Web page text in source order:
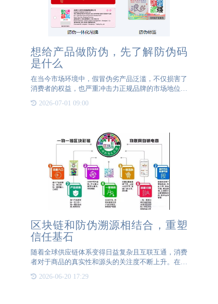
想给产品做防伪，先了解防伪码
是什么
在当今市场环境中，假冒伪劣产品泛滥，不仅损害了
消费者的权益，也严重冲击力正规品牌的市场地位和
信誉。为了有效打击假冒为行为，保护消费者权益，
众多企业开始采用防伪技术，其中防伪码作为一种重
2026-07-01 09:00
区块链和防伪溯源相结合，重塑
信任基石
随着全球供应链体系变得日益复杂且互联互通，消费
者对于商品的真实性和源头的关注度不断上升。在这
一背景下，传统的防伪技术和追溯机制面临着前所未
有的挑战。如何有效地确保信息的真实性、透明性，
2026-06-20 17:29